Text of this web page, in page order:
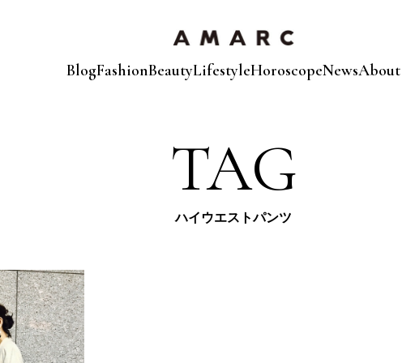
BlogFashionBeautyLifestyleHoroscopeNewsAbout
TAG
ハイウエストパンツ